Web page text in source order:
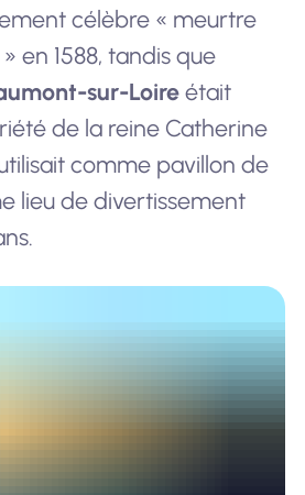
célèbre « meurtre
en 1588, tandis que
sur-Loireétait
de la reine Catherine
comme pavillon de
lieu de divertissement